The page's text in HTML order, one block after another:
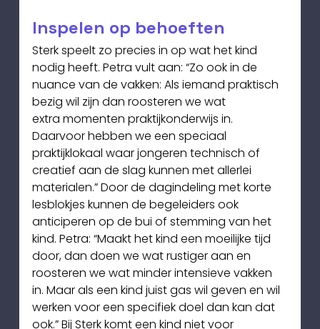
Inspelen op behoeften
Sterk speelt zo precies in op wat het kind
nodig heeft. Petra vult aan: “Zo ook in de
nuance van de vakken: Als iemand praktisch
bezig wil zijn dan roosteren we wat
extra momenten praktijkonderwijs in.
Daarvoor hebben we een speciaal
praktijklokaal waar jongeren technisch of
creatief aan de slag kunnen met allerlei
materialen.” Door de dagindeling met korte
lesblokjes kunnen de begeleiders ook
anticiperen op de bui of stemming van het
kind. Petra: “Maakt het kind een moeilijke tijd
door, dan doen we wat rustiger aan en
roosteren we wat minder intensieve vakken
in. Maar als een kind juist gas wil geven en wil
werken voor een specifiek doel dan kan dat
ook.” Bij Sterk komt een kind niet voor